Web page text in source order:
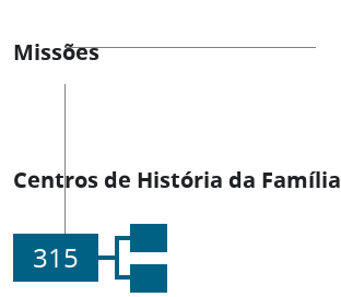
Missões
Centros de História da Família
315